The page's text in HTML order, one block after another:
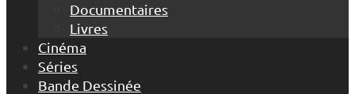
Documentaires
Livres
Cinéma
Séries
Bande Dessinée